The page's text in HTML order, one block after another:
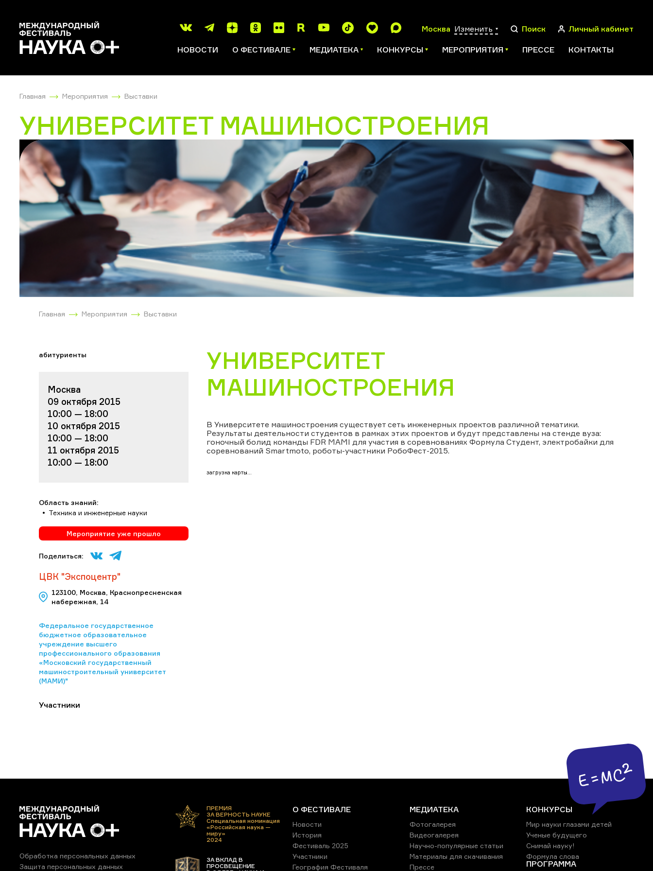
Москва Изменить Поиск Личный кабинет
НОВОСТИ О ФЕСТИВАЛЕ МЕДИАТЕКА КОНКУРСЫ МЕРОПРИЯТИЯ ПРЕССЕ КОНТАКТЫ
Главная Мероприятия Выставки
УНИВЕРСИТЕТ МАШИНОСТРОЕНИЯ
Главная Мероприятия Выставки
абитуриенты
Москва
09 октября 2015
10:00 — 18:00
10 октября 2015
10:00 — 18:00
11 октября 2015
10:00 — 18:00
Область знаний:
Техника и инженерные науки
Мероприятие уже прошло
Поделиться:
ЦВК "Экспоцентр"
123100, Москва, Краснопресненская
набережная, 14
Федеральное государственное
бюджетное образовательное
учреждение высшего
профессионального образования
«Московский государственный
машиностроительный университет
(МАМИ)"
Участники
УНИВЕРСИТЕТ
МАШИНОСТРОЕНИЯ
В Университете машиностроения существует сеть инженерных проектов различной тематики.
Результаты деятельности студентов в рамках этих проектов и будут представлены на стенде вуза:
гоночный болид команды FDR MAMI для участия в соревнованиях Формула Студент, электробайки для
соревнований Smartmoto, роботы-участники РобоФест-2015.
загрузка карты...
Обработка персональных данных
Защита персональных данных
ПРЕМИЯ
ЗА ВЕРНОСТЬ НАУКЕ
Специальная номинация
«Российская наука —
миру»
2024
ЗА ВКЛАД В
ПРОСВЕЩЕНИЕ
О ФЕСТИВАЛЕ
Новости
История
Фестиваль 2025
Участники
География Фестиваля
МЕДИАТЕКА
Фотогалерея
Видеогалерея
Научно-популярные статьи
Материалы для скачивания
Прессе
КОНКУРСЫ
Мир науки глазами детей
Ученые будущего
Снимай науку!
Формула слова
ПРОГРАММА